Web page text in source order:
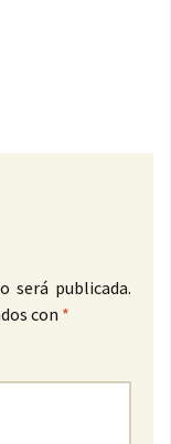
será publicada.
con *